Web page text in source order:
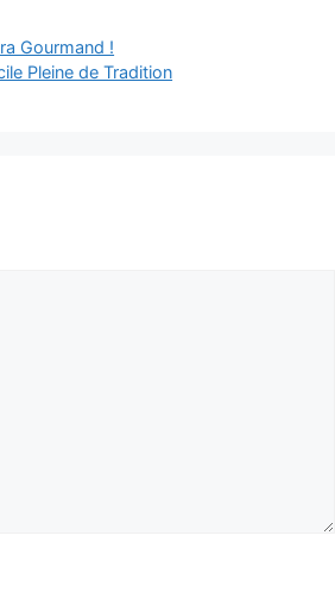
Gourmand !
Pleine de Tradition